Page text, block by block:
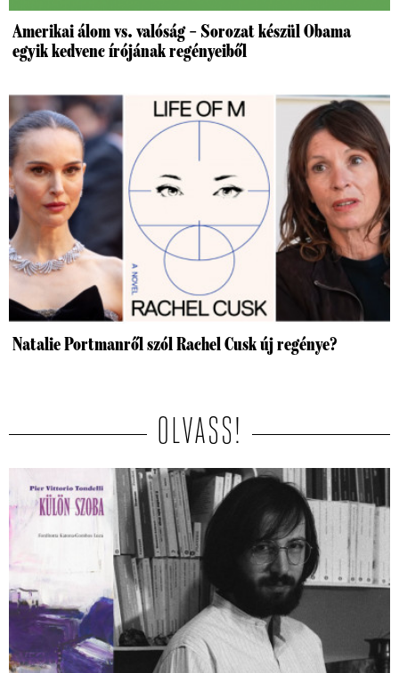
Amerikai álom vs. valóság – Sorozat készül Obama
egyik kedvenc írójának regényeiből
Natalie Portmanről szól Rachel Cusk új regénye?
OLVASS!